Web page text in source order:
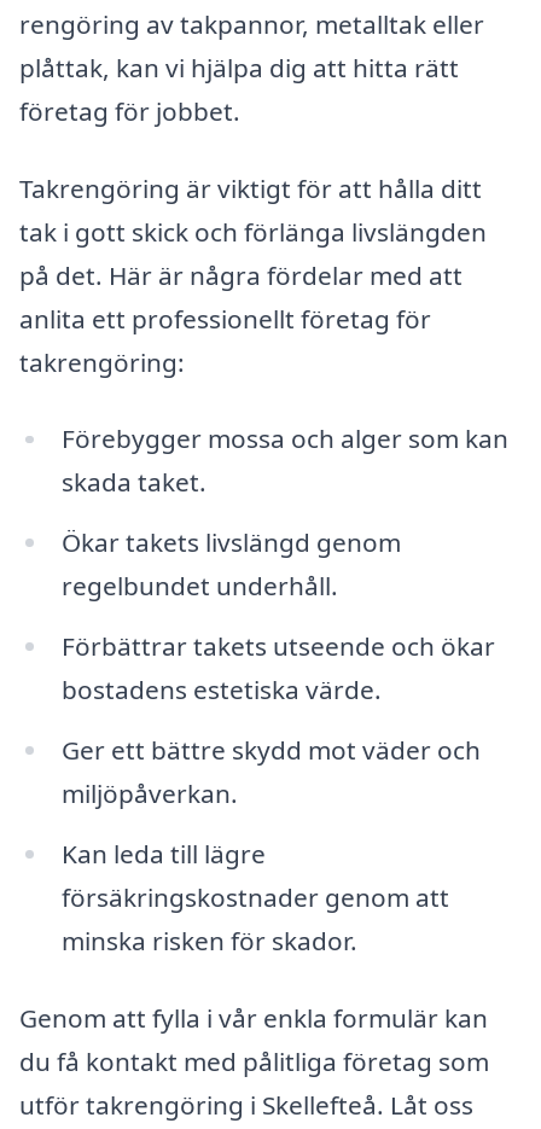
rengöring av takpannor, metalltak eller
plåttak, kan vi hjälpa dig att hitta rätt
företag för jobbet.
Takrengöring är viktigt för att hålla ditt
tak i gott skick och förlänga livslängden
på det. Här är några fördelar med att
anlita ett professionellt företag för
takrengöring:
Förebygger mossa och alger som kan
skada taket.
Ökar takets livslängd genom
regelbundet underhåll.
Förbättrar takets utseende och ökar
bostadens estetiska värde.
Ger ett bättre skydd mot väder och
miljöpåverkan.
Kan leda till lägre
försäkringskostnader genom att
minska risken för skador.
Genom att fylla i vår enkla formulär kan
du få kontakt med pålitliga företag som
utför takrengöring i Skellefteå. Låt oss